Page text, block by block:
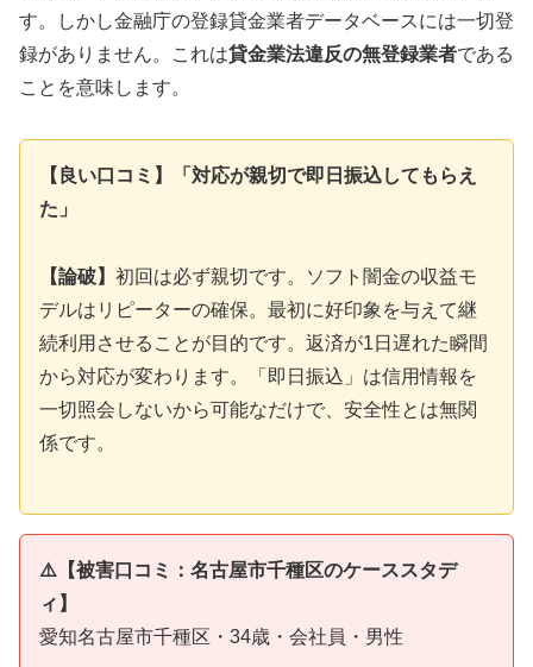
す。しかし金融庁の登録貸金業者データベースには一切登
録がありません。これは貸金業法違反の無登録業者である
ことを意味します。
【良い口コミ】「対応が親切で即日振込してもらえ
た」
【論破】 初回は必ず親切です。ソフト闇金の収益モ
デルはリピーターの確保。最初に好印象を与えて継
続利用させることが目的です。返済が1日遅れた瞬間
から対応が変わります。「即日振込」は信用情報を
一切照会しないから可能なだけで、安全性とは無関
係です。
⚠️【被害口コミ：名古屋市千種区のケーススタデ
ィ】
愛知名古屋市千種区・34歳・会社員・男性